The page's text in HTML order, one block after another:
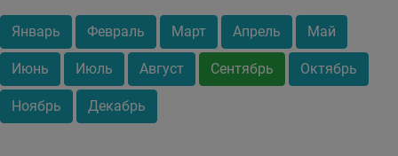
Январь Февраль Март Апрель Май
Июнь Июль Август Сентябрь Октябрь
Ноябрь Декабрь